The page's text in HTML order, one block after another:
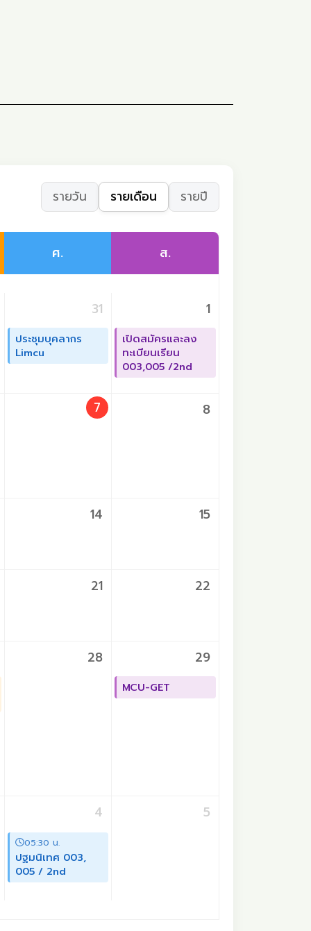
รายวัน รายเดือน รายปี
ศ. ส.
31
ประชุมบุคลากร
Limcu
1
เปิดสมัครและลง
ทะเบียนเรียน
003,005 /2nd
7 8
14 15
21 22
28 29
MCU-GET
4
05:30 น.
ปฐมนิเทศ 003,
005 / 2nd
5